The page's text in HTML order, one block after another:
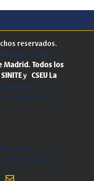
reservados.
La Salle
Madrid. Todos los
y CSEU La
4.0
Politica de
Accesibilidad